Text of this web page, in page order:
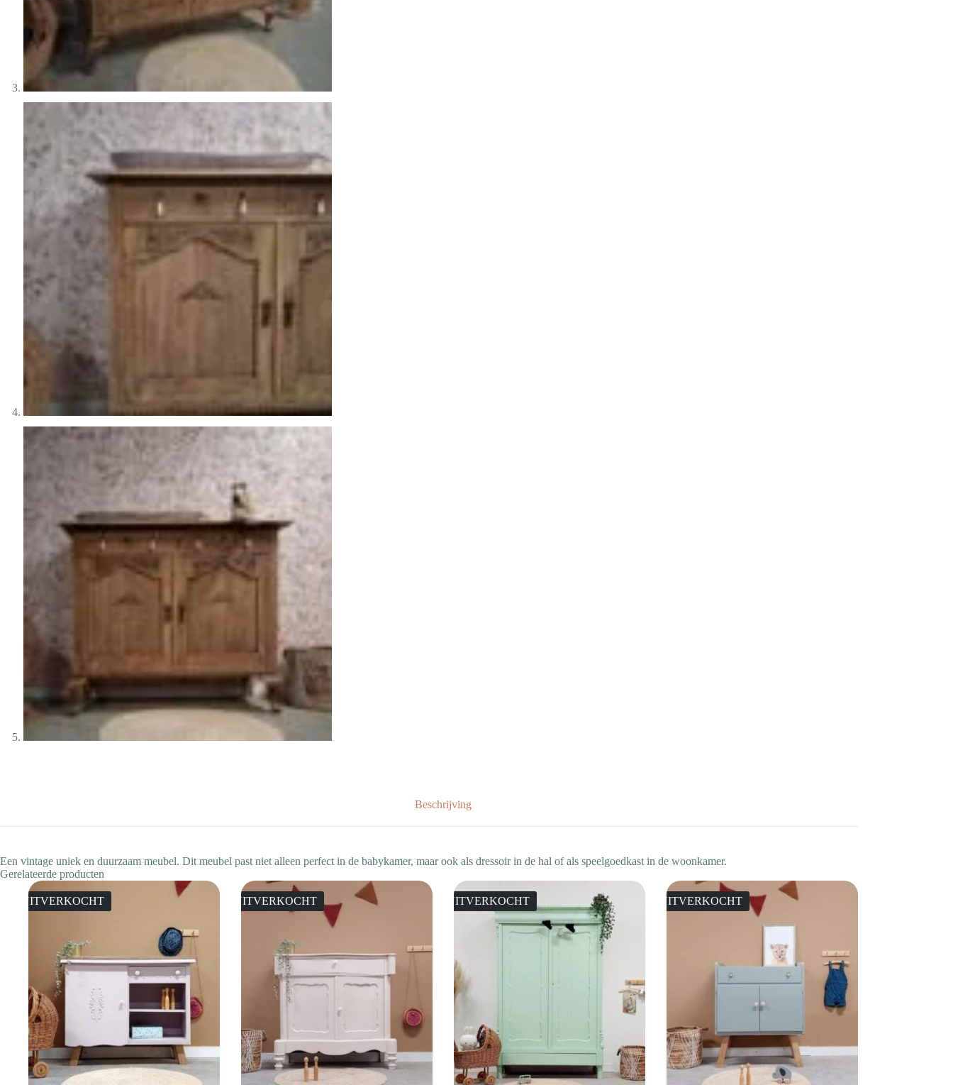
Beschrijving
Een vintage uniek en duurzaam meubel. Dit meubel past niet alleen perfect in de babykamer, maar ook als dressoir in de hal of als speelgoedkast in de woonkamer.
Gerelateerde producten
UITVERKOCHT UITVERKOCHT UITVERKOCHT UITVERKOCHT